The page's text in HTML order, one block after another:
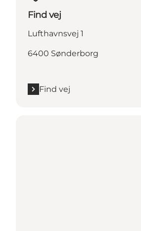
Find vej
Lufthavnsvej 1
6400 Sønderborg
Find vej